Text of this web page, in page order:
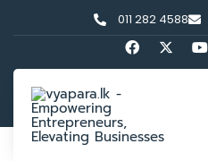
011 282 4588